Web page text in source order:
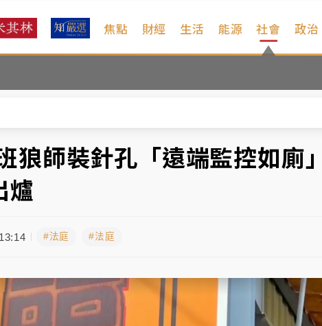
焦點 財經 生活 能源 社會 政治
獎程序複雜 觀旅局回應了
諒向法院聲請遭駁 理由曝光
約開賣一度塞車 周六起展出延長至晚上7時
成功 今重開羈押庭
遭查扣畫面曝光
諒向法院聲請遭駁 理由曝光
師裝針孔「遠端監控如廁」
爐
#法庭 #法庭